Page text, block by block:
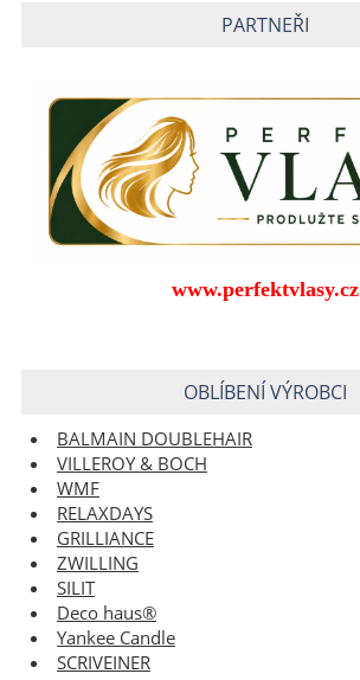
PARTNEŘI
www.perfektvlasy.cz
OBLÍBENÍ VÝROBCI
BALMAIN DOUBLEHAIR
VILLEROY & BOCH
WMF
RELAXDAYS
GRILLIANCE
ZWILLING
SILIT
Deco haus®
Yankee Candle
SCRIVEINER